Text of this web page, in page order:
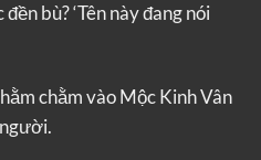
bù? ‘Tên này đang nói
chằm vào Mộc Kinh Vân